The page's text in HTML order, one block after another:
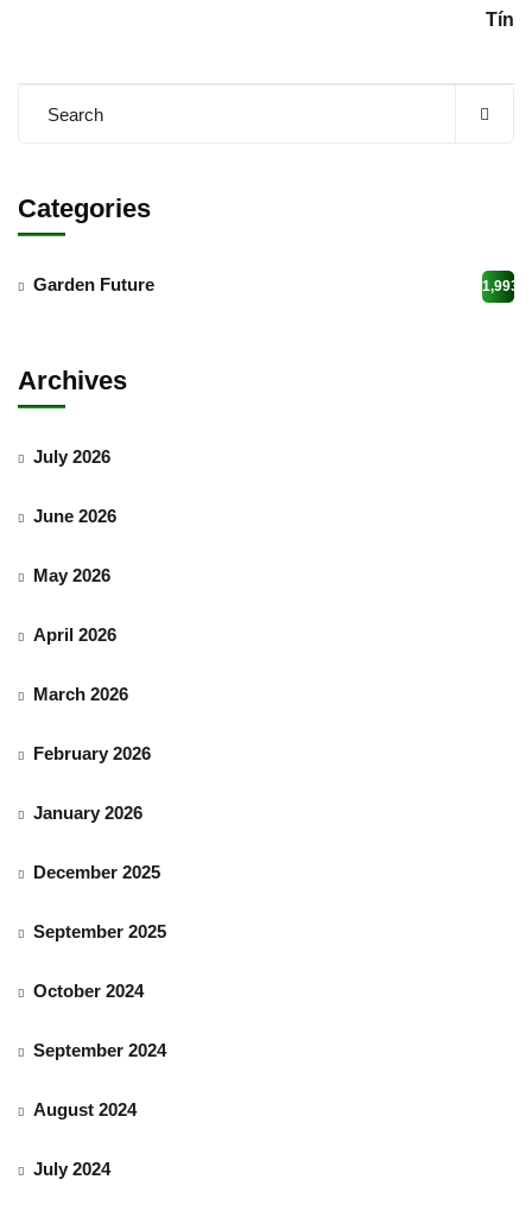
Tín
Categories
Garden Future 1,993
Archives
July 2026
June 2026
May 2026
April 2026
March 2026
February 2026
January 2026
December 2025
September 2025
October 2024
September 2024
August 2024
July 2024